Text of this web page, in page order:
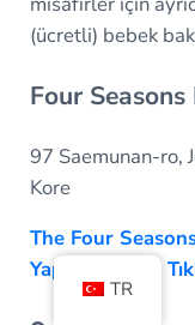
(ücretli) bebek
Four
97 Saemunan-ro,
Kore
The Four
Yaptırmak İçin
TR